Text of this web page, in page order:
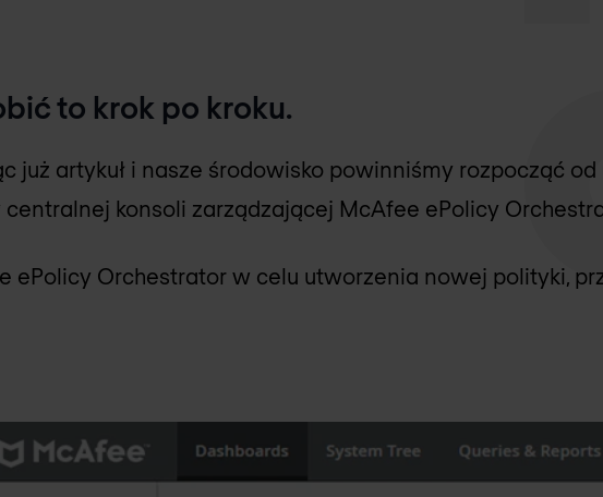
to krok po kroku.
już artykuł i nasze środowisko powinniśmy rozpocząć
konsoli zarządzającej McAfee ePolicy
ePolicy Orchestrator w celu utworzenia nowej polityki,